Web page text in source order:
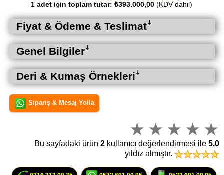
1 adet için toplam tutar:₺393.000,00 (KDV dahil)
Fiyat & Ödeme & Teslimatꜜ
Genel Bilgilerꜜ
Deri & Kumaş Örnekleriꜜ
Sipariş & Mesaj Yolla
Bu sayfadaki ürün2 kullanıcı değerlendirmesi ile5,0
yıldız almıştır.